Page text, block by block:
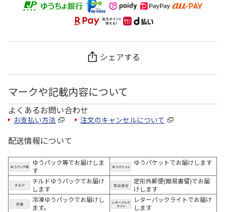
シェアする
マークや記載内容について
よくあるお問い合わせ
お支払い方法 注文のキャンセルについて
配送情報について
ゆうパック等でお届けしま
す
ゆうパケットでお届けします
チルドゆうパックでお届け
します
定形外郵便(簡易書留)でお届
けします
冷凍ゆうパックでお届けし
ます。
レターパックライトでお届け
します